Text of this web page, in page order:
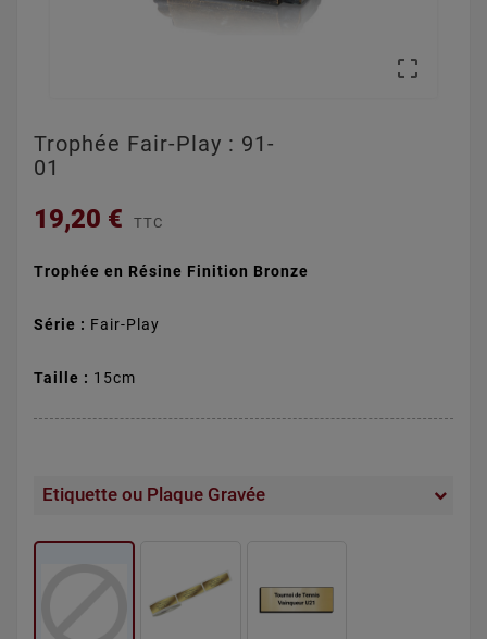

Trophée Fair-Play : 91-
01
19,20 € TTC
Trophée en Résine Finition Bronze
Série : Fair-Play
Taille : 15cm
Etiquette ou Plaque Gravée